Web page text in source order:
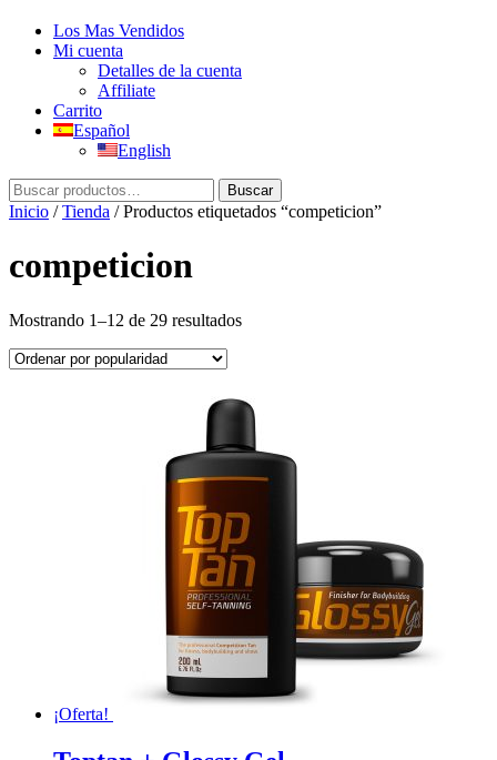
Los Mas Vendidos
Mi cuenta
Detalles de la cuenta
Affiliate
Carrito
Español
English
Buscar
por:
Buscar
Inicio /Tienda / Productos etiquetados “competicion”
competicion
Mostrando 1–12 de 29 resultadosOrdenado
¡Oferta!